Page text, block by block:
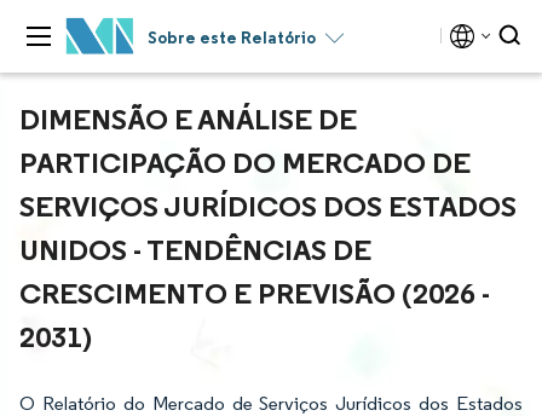
Sobre este Relatório
DIMENSÃO E ANÁLISE DE
PARTICIPAÇÃO DO MERCADO DE
SERVIÇOS JURÍDICOS DOS ESTADOS
UNIDOS - TENDÊNCIAS DE
CRESCIMENTO E PREVISÃO (2026 -
2031)
O Relatório do Mercado de Serviços Jurídicos dos Estados